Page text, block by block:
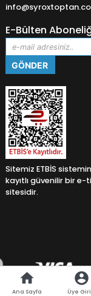
home
Ana Sayfa
account_circle
Üye
E-Bülten
Sitemiz ETBİS
kayıtlı güvenilir bir
sitesidir.